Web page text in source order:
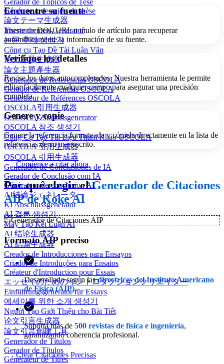
Gerador de Tópicos de Tese
Générateur de sujets de thèse
論文テーマ生成器
Thesenthemen-Generator
논문 주제 생성기
Công cụ Tạo Đề Tài Luận Văn
论文主题生成器
論文主題產生器
Generador de Referencias OSCOLA
Gerador de Referências OSCOLA
Générateur de Références OSCOLA
OSCOLA引用生成器
OSCOLA-Zitationsgenerator
OSCOLA 참조 생성기
Công Cụ Tạo Tài Liệu Tham Khảo OSCOLA
OSCOLA 引用生成器
OSCOLA 引用生成器
Generador de Conclusiones de IA
Gerador de Conclusão com IA
Générateur de conclusion AI
AI結論ジェネレーター
KI Abschlussgenerator
AI 결론 생성기
Máy Tạo Kết Luận AI
AI 结论生成器
AI 結論生成器
Creador de Introducciones para Ensayos
Criador de Introduções para Ensaios
Créateur d'Introduction pour Essais
エッセイのためのイントロダクションクリエイター
Einführungsgenerator für Essays
에세이를 위한 소개 생성기
Người Tạo Giới Thiệu cho Bài Tiết
论文引言生成器
論文引言創建工具
Generador de Títulos
Gerador de Títulos
Générateur de Titres
Encuentre su fuente
Inserte un DOI, URL o título de artículo para recuperar
automáticamente la información de su fuente.
Verifique los detalles
Revise los datos autocompletados. Nuestra herramienta le permite
editar fácilmente cualquier campo para asegurar una precisión
completa.
Genere y copie
Genere la referencia formateada y cópiela directamente en la lista de
referencias de su manuscrito.
Comience a citar ahora
Por qué elegir elGenerador de Citaciones
AIP de Koke AI
✨Generador de Citaciones AIP
Formato AIP preciso
Desarrollado según lasdirectrices del Instituto Americano
de Física (AIP).
Soporta más de 500 revistas de física e ingeniería,
garantizando coherencia profesional.
Crear Citaciones Precisas